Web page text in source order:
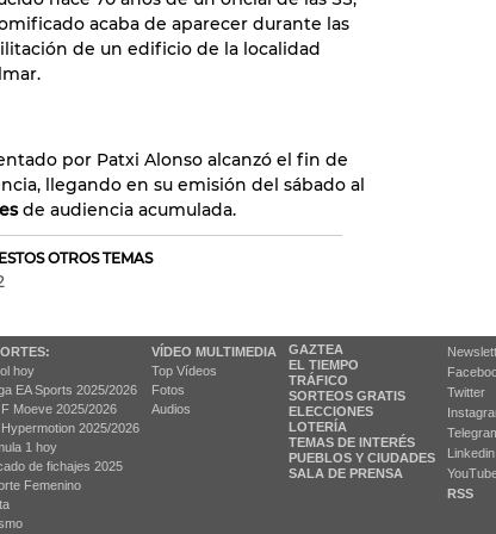
acaba de aparecer durante las
de un edificio de la localidad
por Patxi Alonso alcanzó el fin de
llegando en su emisión del sábado al
de audiencia acumulada.
OTROS TEMAS
hoy
EA Sports 2025/2026
F Moeve 2025/2026
Hypermotion 2025/2026
1 hoy
de fichajes 2025
Femenino
VÍDEO MULTIMEDIA
Top Vídeos
Fotos
Audios
GAZTEA
EL TIEMPO
TRÁFICO
SORTEOS GRATIS
ELECCIONES
LOTERÍA
TEMAS DE INTERÉS
PUEBLOS Y CIUDADES
SALA DE PRENSA
Twitter
Linkedin
RSS